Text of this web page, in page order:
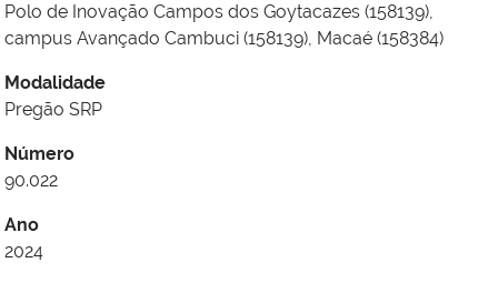
Polo de Inovação Campos dos Goytacazes (158139),
campus Avançado Cambuci (158139), Macaé (158384)
Modalidade
Pregão SRP
Número
90.022
Ano
2024